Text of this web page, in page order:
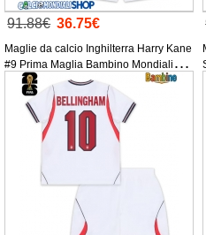
91.88€ 36.75€
Maglie da calcio Inghilterra Harry Kane
#9 Prima Maglia Bambino Mondiali
2026 Manica Corta + Pantaloni corti)